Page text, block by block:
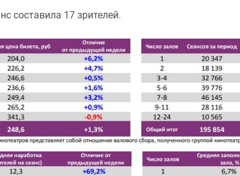
составила 17 зрителей.